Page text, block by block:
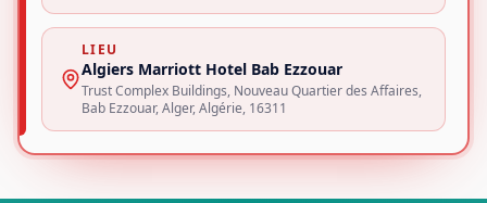
LIEU
Algiers Marriott Hotel Bab Ezzouar
Trust Complex Buildings, Nouveau Quartier des Affaires,
Bab Ezzouar, Alger, Algérie, 16311